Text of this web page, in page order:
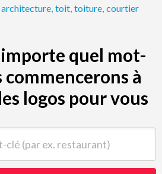
architecture toit toiture courtier
quel mot-
commencerons à
logos pour vous